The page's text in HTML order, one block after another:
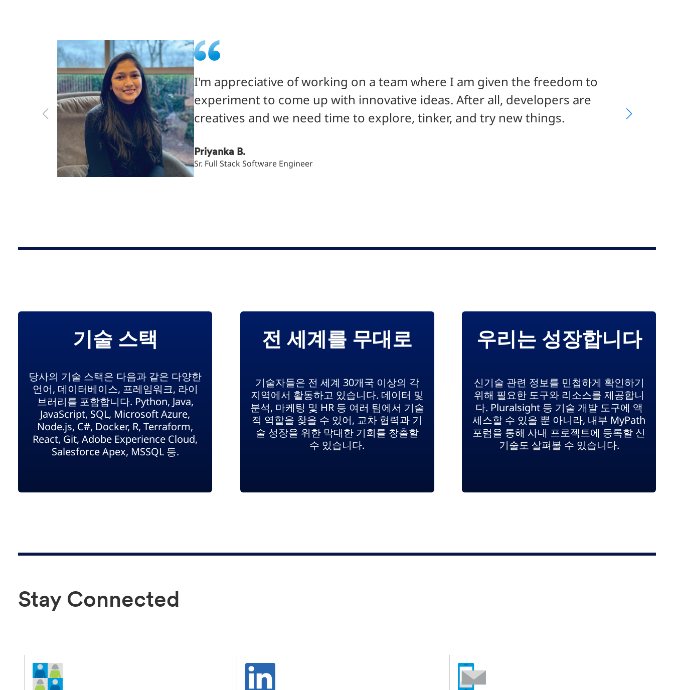
I'm appreciative of working on a team where I am given the freedom to
experiment to come up with innovative ideas. After all, developers are
creatives and we need time to explore, tinker, and try new things.
Priyanka B.
Sr. Full Stack Software Engineer
기술 스택
당사의 기술 스택은 다음과 같은 다양한
언어, 데이터베이스, 프레임워크, 라이
브러리를 포함합니다. Python, Java,
JavaScript, SQL, Microsoft Azure,
Node.js, C#, Docker, R, Terraform,
React, Git, Adobe Experience Cloud,
Salesforce Apex, MSSQL 등.
전 세계를 무대로
기술자들은 전 세계 30개국 이상의 각
지역에서 활동하고 있습니다. 데이터 및
분석, 마케팅 및 HR 등 여러 팀에서 기술
적 역할을 찾을 수 있어, 교차 협력과 기
술 성장을 위한 막대한 기회를 창출할
수 있습니다.
우리는 성장합니다
신기술 관련 정보를 민첩하게 확인하기
위해 필요한 도구와 리소스를 제공합니
다. Pluralsight 등 기술 개발 도구에 액
세스할 수 있을 뿐 아니라, 내부 MyPath
포럼을 통해 사내 프로젝트에 등록할 신
기술도 살펴볼 수 있습니다.
Stay Connected